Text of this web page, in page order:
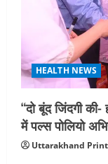
HEALTH NEWS
“दो बूंद जिंदगी
में पल्स पोलियो
Uttarakhand